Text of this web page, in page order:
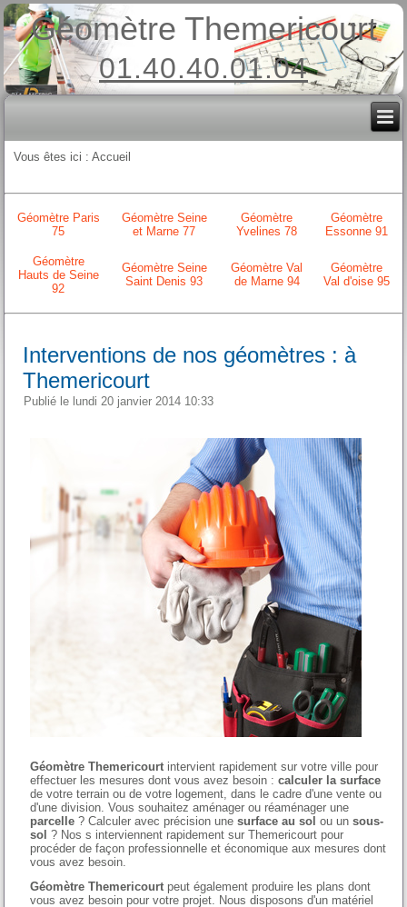
Géomètre Themericourt
01.40.40.01.04
Vous êtes ici :Accueil
Géomètre Paris
75
Géomètre Seine
et Marne 77
Géomètre
Yvelines 78
Géomètre
Essonne 91
Géomètre
Hauts de Seine
92
Géomètre Seine
Saint Denis 93
Géomètre Val
de Marne 94
Géomètre
Val d'oise 95
Interventions de nos géomètres : à
Themericourt
Publié le lundi 20 janvier 2014 10:33
Géomètre Themericourt intervient rapidement sur votre ville pour
effectuer les mesures dont vous avez besoin :calculer la surface
de votre terrain ou de votre logement, dans le cadre d'une vente ou
d'une division. Vous souhaitez aménager ou réaménager une
parcelle ? Calculer avec précision unesurface au sol ou unsous-
sol ? Nos s interviennent rapidement sur Themericourt pour
procéder de façon professionnelle et économique aux mesures dont
vous avez besoin.
Géomètre Themericourt peut également produire les plans dont
vous avez besoin pour votre projet. Nous disposons d'un matériel